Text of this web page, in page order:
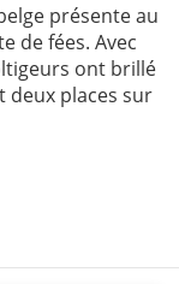
présente au
de fées. Avec
ont brillé
deux places sur